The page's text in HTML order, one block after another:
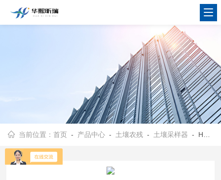
当前位置：首页 - 产品中心 - 土壤农残 - 土壤采样器 - HX-ZX-50CC节约时间 土嚷采样器